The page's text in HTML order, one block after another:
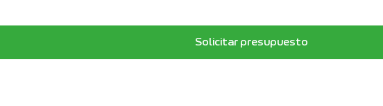
Solicitar presupuesto